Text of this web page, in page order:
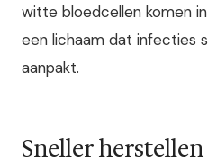
witte bloedcellen komen
een lichaam dat infecties
aanpakt.
Sneller